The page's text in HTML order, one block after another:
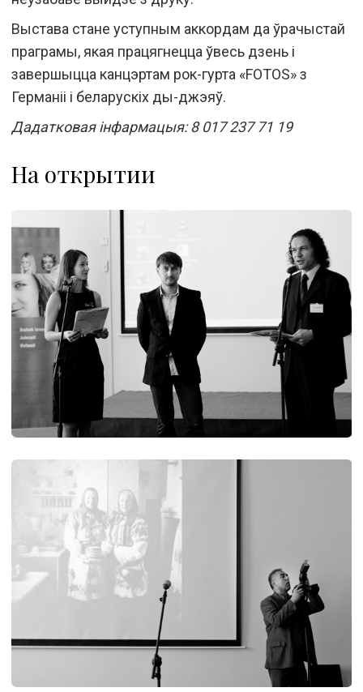
Выстава стане уступным аккордам да ўрачыстай
праграмы, якая працягнецца ўвесь дзень і
завершыцца канцэртам рок-гурта «FOTOS» з
Германіі і беларускіх ды-джэяў.
Дадатковая інфармацыя: 8 017 237 71 19
На открытии